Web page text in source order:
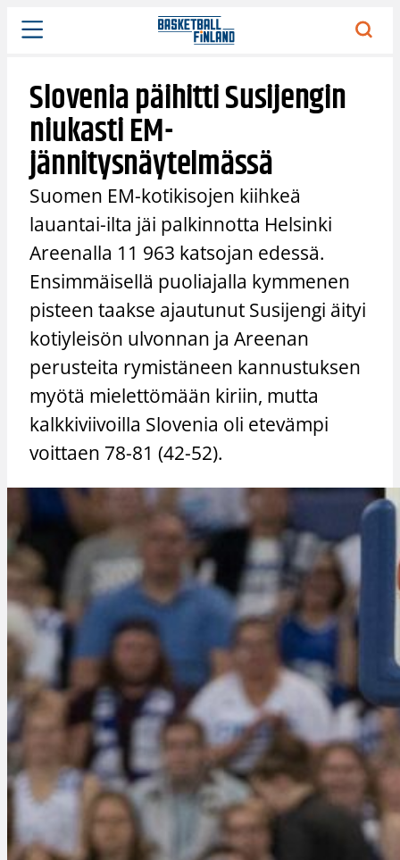
Siirry
sisältöön
Slovenia päihitti Susijengin
niukasti EM-
jännitysnäytelmässä
Suomen EM-kotikisojen kiihkeä
lauantai-ilta jäi palkinnotta Helsinki
Areenalla 11 963 katsojan edessä.
Ensimmäisellä puoliajalla kymmenen
pisteen taakse ajautunut Susijengi äityi
kotiyleisön ulvonnan ja Areenan
perusteita rymistäneen kannustuksen
myötä mielettömään kiriin, mutta
kalkkiviivoilla Slovenia oli etevämpi
voittaen 78-81 (42-52).